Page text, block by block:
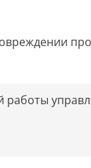
работы